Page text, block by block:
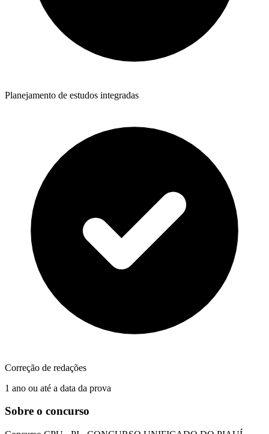
Planejamento de estudos integradas
Correção de redações
1 ano ou até a data da prova
Sobre o concurso